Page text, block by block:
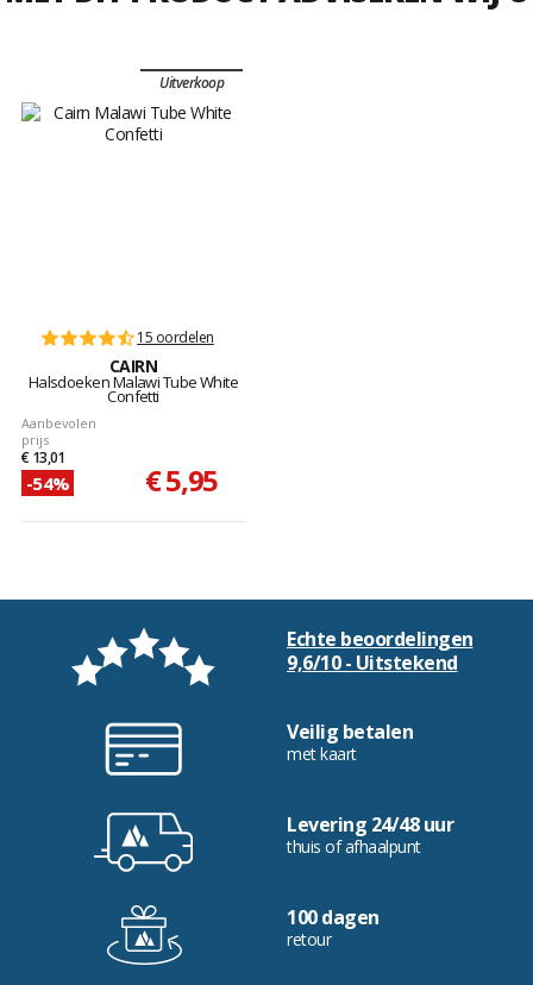
Uitverkoop
15 oordelen
CAIRN
Halsdoeken Malawi Tube White
Confetti
Aanbevolen
prijs
€ 13,01
-54% € 5,95
Echte beoordelingen
9,6/10 - Uitstekend
Veilig betalen
met kaart
Levering 24/48 uur
thuis of afhaalpunt
100 dagen
retour